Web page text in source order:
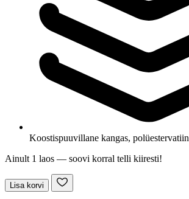
Koostispuuvillane kangas, polüestervatiin
Ainult 1 laos — soovi korral telli kiiresti!
Lisa korvi